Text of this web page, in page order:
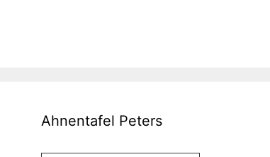
Ahnentafel Peters